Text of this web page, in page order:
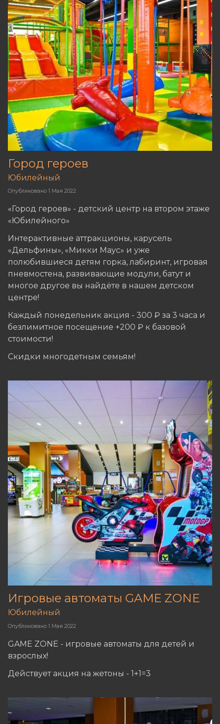
Город героев
Опубликовано 1 Мая 2022
Юбилейный
«Город героев» - детский центр на втором этаже
«Юбилейного»
Интерактивные аттракционы, карусель
«Дельфины», «Микки Маус» и уже
полюбившиеся детям горка, лабиринт, игровая
пневмостена, развивающие модули, батут и
многое другое вы найдёте в нашем детском
центре!
Каждый понедельник акция - 300 ₽ за 3 часа и
безлимитное посещение +200 ₽ к базовой
стоимости!
Скидки многодетным семьям!
Игровые автоматы GAME ZONE
Опубликовано 1 Мая 2022
Юбилейный
GAME ZONE - игровые автоматы для детей и
взрослых!
Действует акция на жетоны - 1+1=3